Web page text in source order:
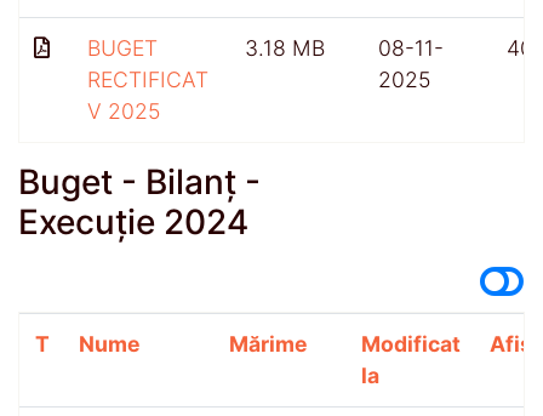
BUGET
RECTIFICAT
V 2025
3.18 MB
08-11-
2025
Buget - Bilanț -
Execuție 2024
T Nume Mărime
Modificat
la